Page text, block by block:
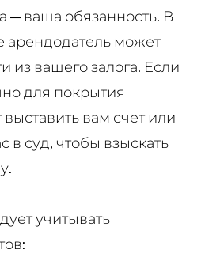
— ваша обязанность. В
арендодатель может
из вашего залога. Если
для покрытия
вам счет или
в суд, чтобы взыскать
учитывать